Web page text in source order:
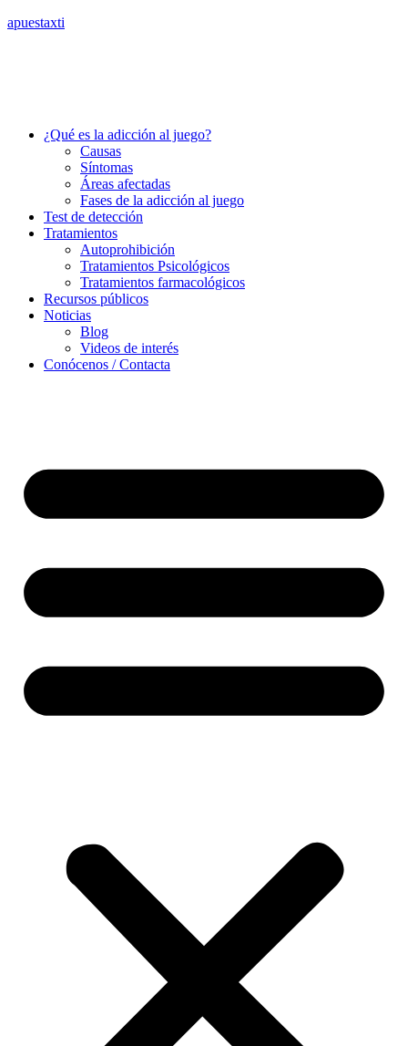
apuestaxti
¿Qué es la adicción al juego?
Causas
Síntomas
Áreas afectadas
Fases de la adicción al juego
Test de detección
Tratamientos
Autoprohibición
Tratamientos Psicológicos
Tratamientos farmacológicos
Recursos públicos
Noticias
Blog
Videos de interés
Conócenos / Contacta